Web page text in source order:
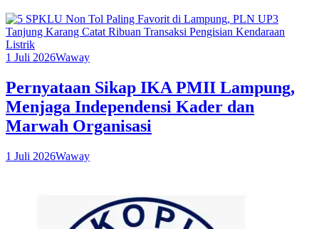
1 Juli 2026Waway
Pernyataan Sikap IKA PMII Lampung,
Menjaga Independensi Kader dan
Marwah Organisasi
1 Juli 2026Waway